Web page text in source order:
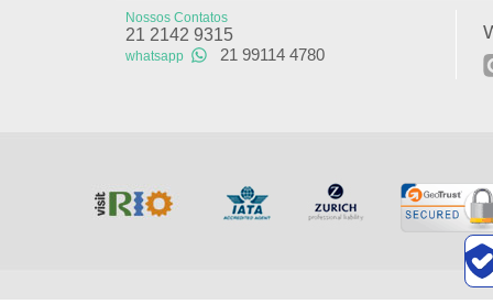
Nossos Contatos
21 2142 9315
whatsapp 21 99114 4780